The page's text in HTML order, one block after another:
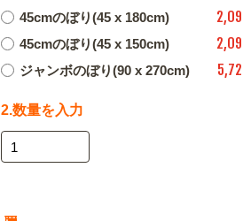
45cmのぼり(45 x 180cm)
45cmのぼり(45 x 150cm)
ジャンボのぼり(90 x 270cm)
2.数量を入力